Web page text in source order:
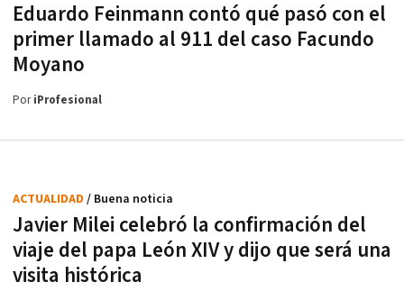
Eduardo Feinmann contó qué pasó con el
primer llamado al 911 del caso Facundo
Moyano
PoriProfesional
Javier Milei celebró la confirmación del
viaje del papa León XIV y dijo que será una
visita histórica
ACTUALIDAD / Buena noticia